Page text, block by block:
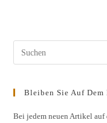
Bleiben Sie Auf Dem
Bei jedem neuen Artikel auf